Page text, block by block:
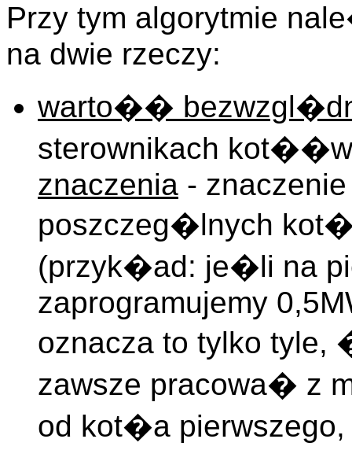
Przy tym algorytmie
na dwie rzeczy:
warto��
sterownikach
znaczenia -
poszczeg�lnych
(przyk�ad: je�li na
zaprogramujemy
oznacza to tylko
zawsze pracowa� z
od kot�a